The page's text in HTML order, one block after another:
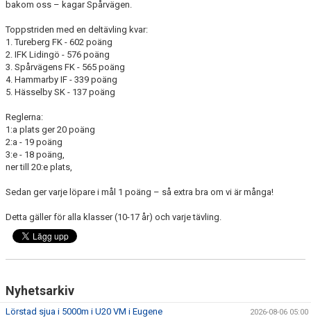
bakom oss – kagar Spårvägen.
Toppstriden med en deltävling kvar:
1. Tureberg FK - 602 poäng
2. IFK Lidingö - 576 poäng
3. Spårvägens FK - 565 poäng
4. Hammarby IF - 339 poäng
5. Hässelby SK - 137 poäng
Reglerna:
1:a plats ger 20 poäng
2:a - 19 poäng
3:e - 18 poäng,
ner till 20:e plats,
Sedan ger varje löpare i mål 1 poäng – så extra bra om vi är många!
Detta gäller för alla klasser (10-17 år) och varje tävling.
Nyhetsarkiv
Lörstad sjua i 5000m i U20 VM i Eugene 2026-08-06 05:00